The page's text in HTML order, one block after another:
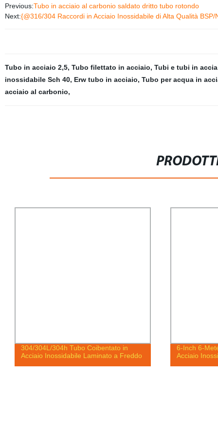
Previous:Tubo in acciaio al carbonio saldato dritto tubo rotondo
Next:{@316/304 Raccordi in Acciaio Inossidabile di Alta Qualità
Tubo in acciaio 2,5, Tubo filettato in acciaio, Tubi e tubi in
inossidabile Sch 40, Erw tubo in acciaio, Tubo per acqua in
acciaio al carbonio,
304/304L/304h Tubo Coibentato in
Acciaio Inossidabile Laminato a Freddo
6-Inch 6-
Acciaio